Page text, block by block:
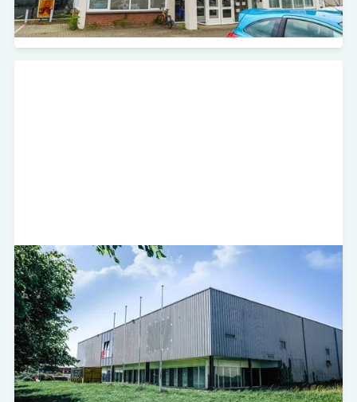
Bekijk project
Burgemeester Ritmeesterweg 15 - Den
Helder
Self Storage
Minerva Development heeft in samenwerking met
Storage Share het gebouw aan de Burgemeester
Ritmeesterweg 15 in Den Helder aangekocht.